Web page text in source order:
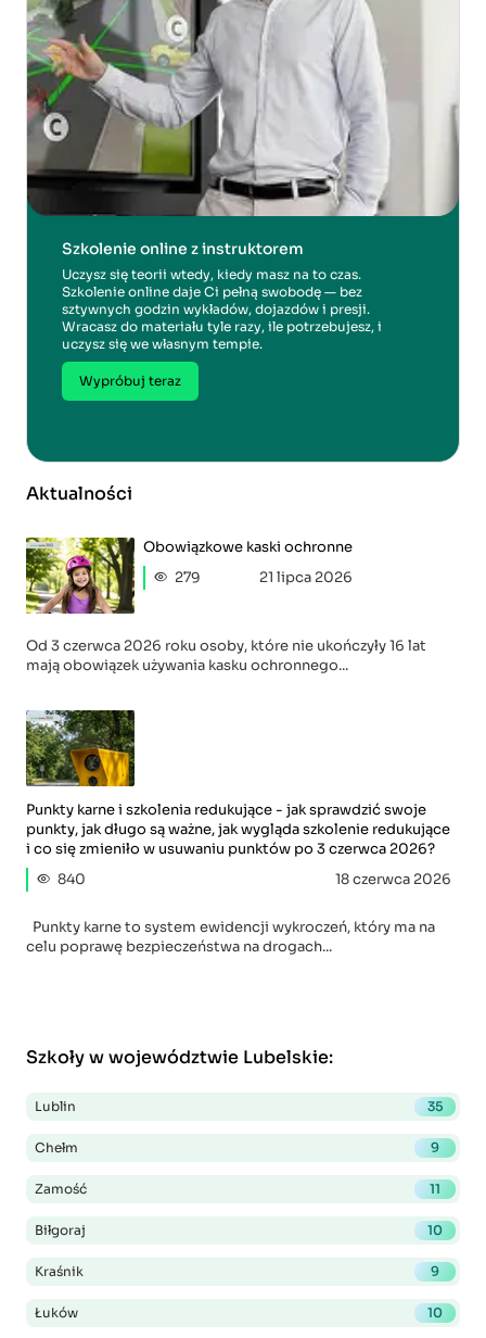
Szkolenie online z instruktorem
Uczysz się teorii wtedy, kiedy masz na to czas.
Szkolenie online daje Ci pełną swobodę — bez
sztywnych godzin wykładów, dojazdów i presji.
Wracasz do materiału tyle razy, ile potrzebujesz, i
uczysz się we własnym tempie.
Wypróbuj teraz
Aktualności
Obowiązkowe kaski ochronne
279
21 lipca 2026
Od 3 czerwca 2026 roku osoby, które nie ukończyły 16 lat
mają obowiązek używania kasku ochronnego...
Punkty karne i szkolenia redukujące - jak sprawdzić swoje
punkty, jak długo są ważne, jak wygląda szkolenie redukujące
i co się zmieniło w usuwaniu punktów po 3 czerwca 2026?
840
18 czerwca 2026
Punkty karne to system ewidencji wykroczeń, który ma na
celu poprawę bezpieczeństwa na drogach...
Szkoły w województwie Lubelskie:
Lublin 35
Chełm 9
Zamość 11
Biłgoraj 10
Kraśnik 9
Łuków 10